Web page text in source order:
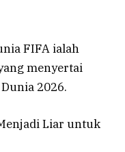
FIFA ialah
menyertai
2026.